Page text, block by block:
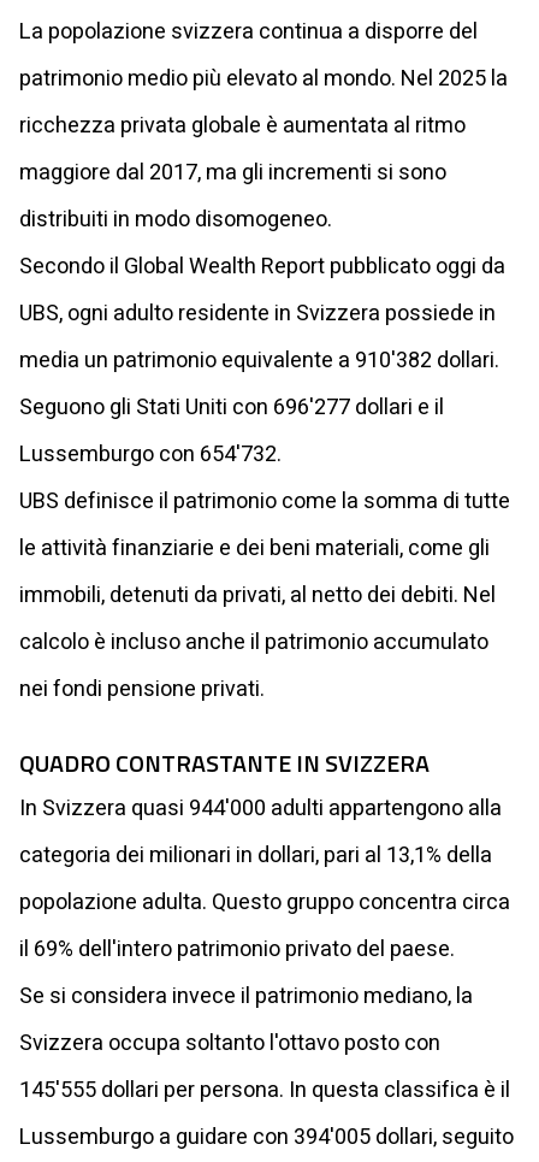
La popolazione svizzera continua a disporre del
patrimonio medio più elevato al mondo. Nel 2025 la
ricchezza privata globale è aumentata al ritmo
maggiore dal 2017, ma gli incrementi si sono
distribuiti in modo disomogeneo.
Secondo il Global Wealth Report pubblicato oggi da
UBS, ogni adulto residente in Svizzera possiede in
media un patrimonio equivalente a 910'382 dollari.
Seguono gli Stati Uniti con 696'277 dollari e il
Lussemburgo con 654'732.
UBS definisce il patrimonio come la somma di tutte
le attività finanziarie e dei beni materiali, come gli
immobili, detenuti da privati, al netto dei debiti. Nel
calcolo è incluso anche il patrimonio accumulato
nei fondi pensione privati.
QUADRO CONTRASTANTE IN SVIZZERA
In Svizzera quasi 944'000 adulti appartengono alla
categoria dei milionari in dollari, pari al 13,1% della
popolazione adulta. Questo gruppo concentra circa
il 69% dell'intero patrimonio privato del paese.
Se si considera invece il patrimonio mediano, la
Svizzera occupa soltanto l'ottavo posto con
145'555 dollari per persona. In questa classifica è il
Lussemburgo a guidare con 394'005 dollari, seguito